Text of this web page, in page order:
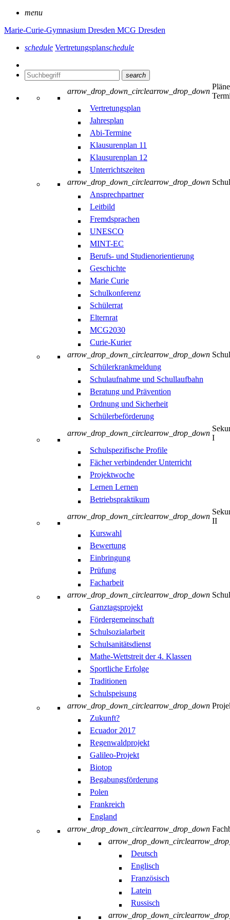
menu
Marie-Curie-Gymnasium Dresden MCG Dresden
schedule Vertretungsplanschedule
search
arrow_drop_down_circlearrow_drop_down
Vertretungsplan
Jahresplan
Abi-Termine
Klausurenplan 11
Klausurenplan 12
Unterrichtszeiten
arrow_drop_down_circlearrow_drop_down
Ansprechpartner
Leitbild
Fremdsprachen
UNESCO
MINT-EC
Berufs- und Studienorientierung
Geschichte
Marie Curie
Schulkonferenz
Schülerrat
Elternrat
MCG2030
Curie-Kurier
arrow_drop_down_circlearrow_drop_down
Schülerkrankmeldung
Schulaufnahme und Schullaufbahn
Beratung und Prävention
Ordnung und Sicherheit
Schülerbeförderung
arrow_drop_down_circlearrow_drop_down
I
Schulspezifische Profile
Fächer verbindender Unterricht
Projektwoche
Lernen Lernen
Betriebspraktikum
arrow_drop_down_circlearrow_drop_down
II
Kurswahl
Bewertung
Einbringung
Prüfung
Facharbeit
arrow_drop_down_circlearrow_drop_down
Ganztagsprojekt
Fördergemeinschaft
Schulsozialarbeit
Schulsanitätsdienst
Mathe-Wettstreit der 4. Klassen
Sportliche Erfolge
Traditionen
Schulspeisung
arrow_drop_down_circlearrow_drop_down
Zukunft?
Ecuador 2017
Regenwaldprojekt
Galileo-Projekt
Biotop
Begabungsförderung
Polen
Frankreich
England
arrow_drop_down_circlearrow_drop_down
arrow_drop_down_circle
Deutsch
Englisch
Französisch
Latein
Russisch
arrow_drop_down_circle